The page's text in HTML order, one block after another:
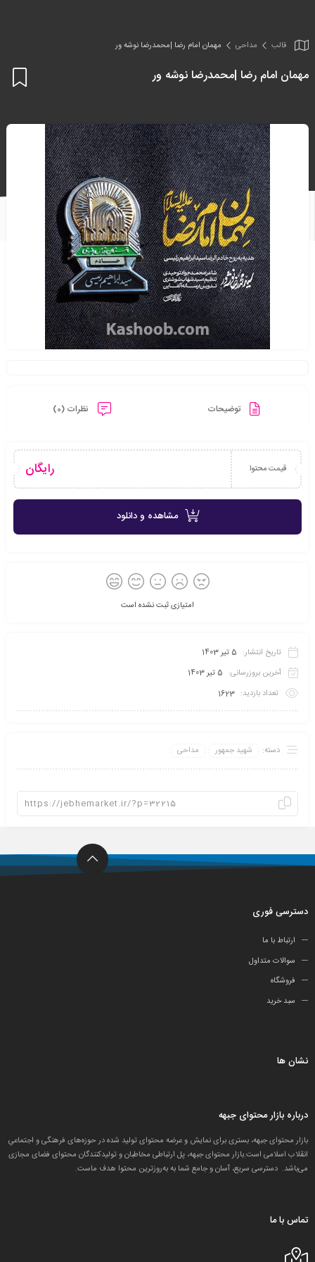
قالب مداحی مهمان امام رضا |محمدرضا نوشه ور
مهمان امام رضا |محمدرضا نوشه ور
توضیحات نظرات (0)
قیمت محتوا رایگان
مشاهده و دانلود
امتیازی ثبت نشده است
تاریخ انتشار: 5 تیر 1403
آخرین بروزرسانی: 5 تیر 1403
تعداد بازدید: 1623
دسته: شهید جمهور مداحی
دسترسی فوری
ارتباط با ما
سوالات متداول
فروشگاه
سبد خرید
نشان ها
درباره بازار محتوای جبهه
بازار محتوای جبهه، بستری برای نمایش و عرضه محتوای تولید شده در حوزه‌های فرهنگی و اجتماعیِ
انقلاب اسلامی است.بازار محتوای جبهه، پل ارتباطی مخاطبان و تولید‌کنندگان محتوای فضای مجازی
می‌باشد. دسترسی سریع، آسان و جامع شما به به‌روزترین محتوا هدف ماست.
تماس با ما